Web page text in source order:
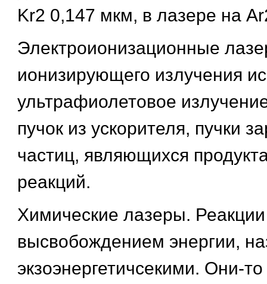
Kr2 0,147 мкм, в лазере на
Электроионизационные
ионизирующего излучения
ультрафиолетовое
пучок из ускорителя, пучки
частиц, являющихся
реакций.
Химические лазеры.
высвобождением энергии,
экзоэнергетичсекими. Они-